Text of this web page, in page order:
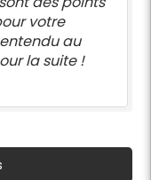
votre
au
la suite !